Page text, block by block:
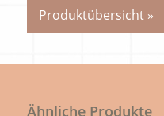
Produktübersicht »
Ähnliche Produkte